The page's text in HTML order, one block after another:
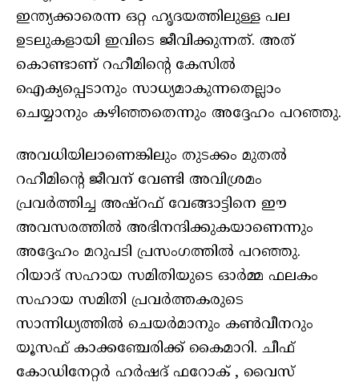
ഇന്ത്യക്കാരെന്ന ഒറ്റ ഹൃദയത്തിലുള്ള പല
ഉടലുകളായി ഇവിടെ ജീവിക്കുന്നത്. അത്
കൊണ്ടാണ് റഹീമിന്റെ കേസിൽ
ഐക്യപ്പെടാനും സാധ്യമാകുന്നതെല്ലാം
ചെയ്യാനും കഴിഞ്ഞതെന്നും അദ്ദേഹം പറഞ്ഞു.
അവധിയിലാണെങ്കിലും തുടക്കം മുതൽ
റഹീമിന്റെ ജീവന് വേണ്ടി അവിശ്രമം
പ്രവർത്തിച്ച അഷ്‌റഫ് വേങ്ങാട്ടിനെ ഈ
അവസരത്തിൽ അഭിനന്ദിക്കുകയാണെന്നും
അദ്ദേഹം മറുപടി പ്രസംഗത്തിൽ പറഞ്ഞു.
റിയാദ് സഹായ സമിതിയുടെ ഓർമ്മ ഫലകം
സഹായ സമിതി പ്രവർത്തകരുടെ
സാന്നിധ്യത്തിൽ ചെയർമാനും കൺവീനറും
യൂസഫ് കാക്കഞ്ചേരിക്ക് കൈമാറി. ചീഫ്
കോഡിനേറ്റർ ഹർഷദ് ഫറോക് , വൈസ്